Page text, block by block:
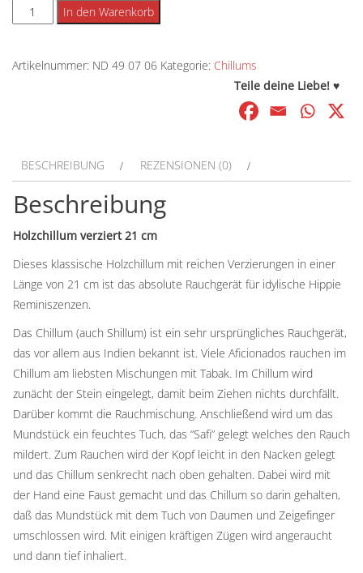
Holzchillum
verziert
cm
In den Warenkorb
Artikelnummer: ND 49 07 06 Kategorie: Chillums
Teile deine Liebe! ♥
BESCHREIBUNG REZENSIONEN (0)
Beschreibung
Holzchillum verziert 21 cm
Dieses klassische Holzchillum mit reichen Verzierungen in einer
Länge von 21 cm ist das absolute Rauchgerät für idylische Hippie
Reminiszenzen.
Das Chillum (auch Shillum) ist ein sehr ursprüngliches Rauchgerät,
das vor allem aus Indien bekannt ist. Viele Aficionados rauchen im
Chillum am liebsten Mischungen mit Tabak. Im Chillum wird
zunächt der Stein eingelegt, damit beim Ziehen nichts durchfällt.
Darüber kommt die Rauchmischung. Anschließend wird um das
Mundstück ein feuchtes Tuch, das “Safi” gelegt welches den Rauch
mildert. Zum Rauchen wird der Kopf leicht in den Nacken gelegt
und das Chillum senkrecht nach oben gehalten. Dabei wird mit
der Hand eine Faust gemacht und das Chillum so darin gehalten,
daß das Mundstück mit dem Tuch von Daumen und Zeigefinger
umschlossen wird. Mit einigen kräftigen Zügen wird angeraucht
und dann tief inhaliert.